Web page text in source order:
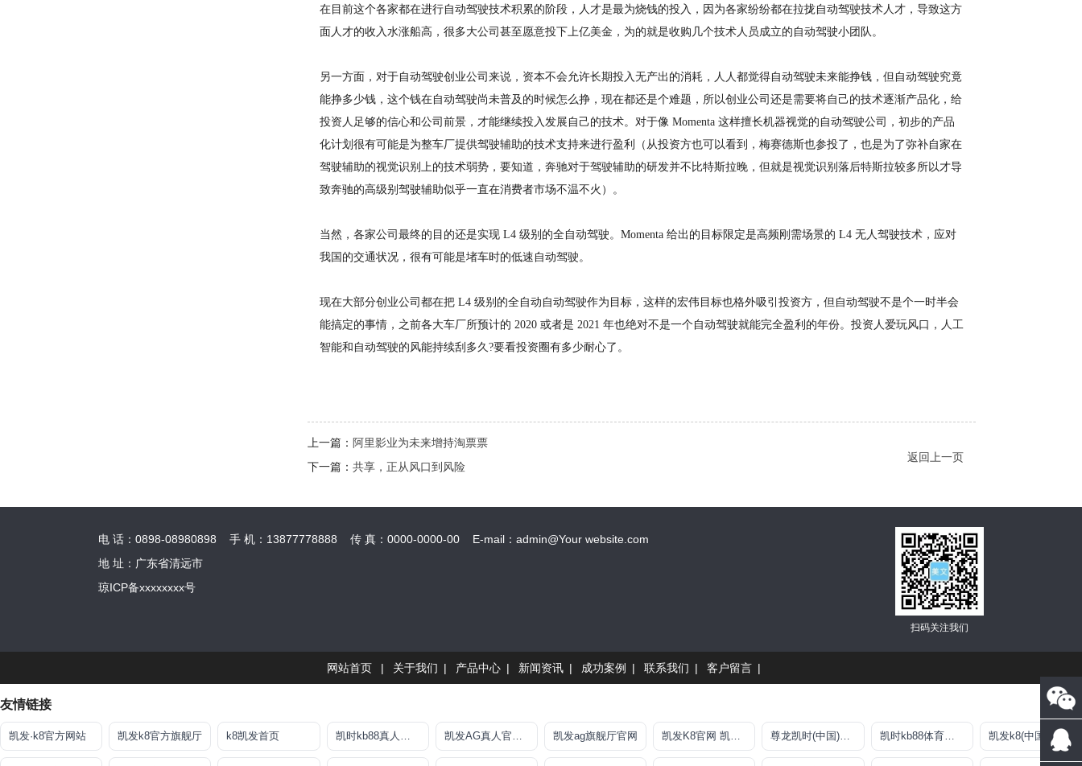
在目前这个各家都在进行自动驾驶技术积累的阶段，人才是最为烧钱的投入，因为各家纷纷都在拉拢自动驾驶技术人才，导致这方
面人才的收入水涨船高，很多大公司甚至愿意投下上亿美金，为的就是收购几个技术人员成立的自动驾驶小团队。
另一方面，对于自动驾驶创业公司来说，资本不会允许长期投入无产出的消耗，人人都觉得自动驾驶未来能挣钱，但自动驾驶究竟
能挣多少钱，这个钱在自动驾驶尚未普及的时候怎么挣，现在都还是个难题，所以创业公司还是需要将自己的技术逐渐产品化，给
投资人足够的信心和公司前景，才能继续投入发展自己的技术。对于像 Momenta 这样擅长机器视觉的自动驾驶公司，初步的产品
化计划很有可能是为整车厂提供驾驶辅助的技术支持来进行盈利（从投资方也可以看到，梅赛德斯也参投了，也是为了弥补自家在
驾驶辅助的视觉识别上的技术弱势，要知道，奔驰对于驾驶辅助的研发并不比特斯拉晚，但就是视觉识别落后特斯拉较多所以才导
致奔驰的高级别驾驶辅助似乎一直在消费者市场不温不火）。
当然，各家公司最终的目的还是实现 L4 级别的全自动驾驶。Momenta 给出的目标限定是高频刚需场景的 L4 无人驾驶技术，应对
我国的交通状况，很有可能是堵车时的低速自动驾驶。
现在大部分创业公司都在把 L4 级别的全自动自动驾驶作为目标，这样的宏伟目标也格外吸引投资方，但自动驾驶不是个一时半会
能搞定的事情，之前各大车厂所预计的 2020 或者是 2021 年也绝对不是一个自动驾驶就能完全盈利的年份。投资人爱玩风口，人工
智能和自动驾驶的风能持续刮多久?要看投资圈有多少耐心了。
上一篇： 阿里影业为未来增持淘票票
下一篇： 共享，正从风口到风险
返回上一页
电 话：0898-08980898 手 机：13877778888 传 真：0000-0000-00 E-mail：admin@Your website.com
地 址：广东省清远市
琼ICP备xxxxxxxx号
扫码关注我们
网站首页 | 关于我们 | 产品中心 | 新闻资讯 | 成功案例 | 联系我们 | 客户留言 |
友情链接
凯发·k8官方网站 凯发k8官方旗舰厅 k8凯发首页 凯时kb88真人盘口 凯发AG真人官方网站 凯发ag旗舰厅官网 凯发K8官网 凯发K8官网入口 尊龙凯时(中国)人生就是搏! 凯时kb88体育平台 凯发k8(中国)天生赢家